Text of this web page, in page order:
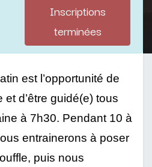
Inscriptions
terminées
est l’opportunité de
d’être guidé(e) tous
à 7h30. Pendant 10 à
entrainerons à poser
puis nous